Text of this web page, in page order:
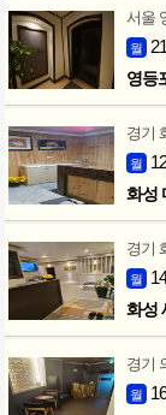
서울
월
영등
경기
월
화성
경기
월
화성
경기
월